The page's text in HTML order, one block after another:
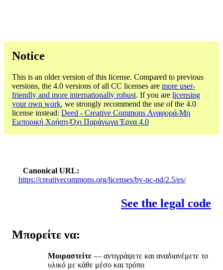
Notice
This is an older version of this license. Compared to previous
versions, the 4.0 versions of all CC licenses are more user-
friendly and more internationally robust. If you are licensing
your own work, we strongly recommend the use of the 4.0
license instead: Deed - Creative Commons Αναφορά-Μη
Εμπορική Χρήση-Όχι Παράγωγα Έργα 4.0
Canonical URL
https://creativecommons.org/licenses/by-nc-nd/2.5/es/
See the legal code
Μπορείτε να:
Μοιραστείτε — αντιγράψετε και αναδιανέμετε το
υλικό με κάθε μέσο και τρόπο